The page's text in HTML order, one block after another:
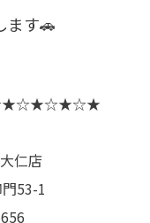
ます🚗
仁店
53-1